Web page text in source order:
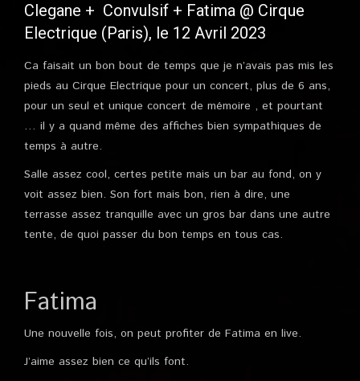
Clegane + Convulsif + Fatima @ Cirque
Electrique (Paris), le 12 Avril 2023
Ca faisait un bon bout de temps que je n’avais pas mis les
pieds au Cirque Electrique pour un concert, plus de 6 ans,
pour un seul et unique concert de mémoire , et pourtant
… il y a quand même des affiches bien sympathiques de
temps à autre.
Salle assez cool, certes petite mais un bar au fond, on y
voit assez bien. Son fort mais bon, rien à dire, une
terrasse assez tranquille avec un gros bar dans une autre
tente, de quoi passer du bon temps en tous cas.
Fatima
Une nouvelle fois, on peut profiter de Fatima en live.
J’aime assez bien ce qu’ils font.